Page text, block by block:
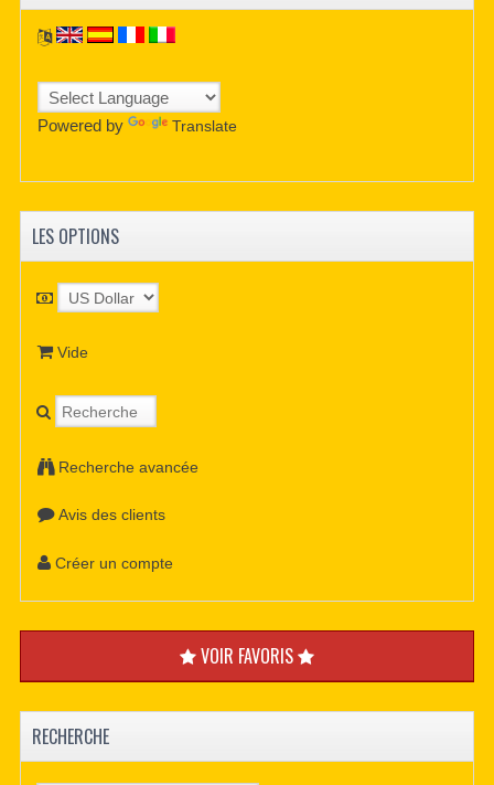
Powered by Translate
LES OPTIONS
Vide
Recherche avancée
Avis des clients
Créer un compte
VOIR FAVORIS
RECHERCHE